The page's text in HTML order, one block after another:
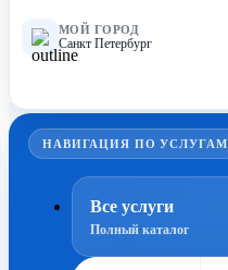
МОЙ ГОРОД
Санкт Петербург
НАВИГАЦИЯ ПО УСЛУГАМ
Все услуги
Полный каталог